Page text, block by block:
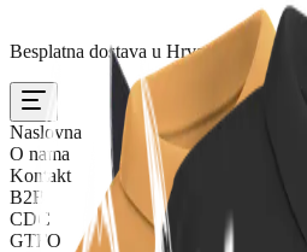
Besplatna dostava u Hrvatskoj za
Naslovna
O nama
Kontakt
B2B
CDC
GTFO